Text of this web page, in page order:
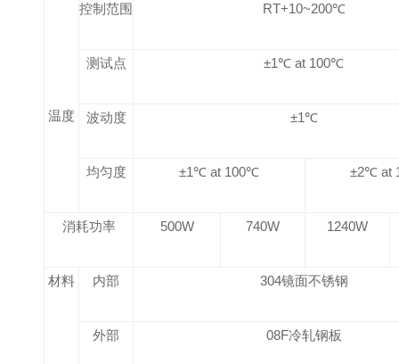
温度
控制范围 RT+10~200℃
测试点 ±1℃ at 100℃
波动度 ±1℃
均匀度 ±1℃ at 100℃ ±2℃ at
消耗功率 500W 740W 1240W
材料 内部 304镜面不锈钢
外部 08F冷轧钢板